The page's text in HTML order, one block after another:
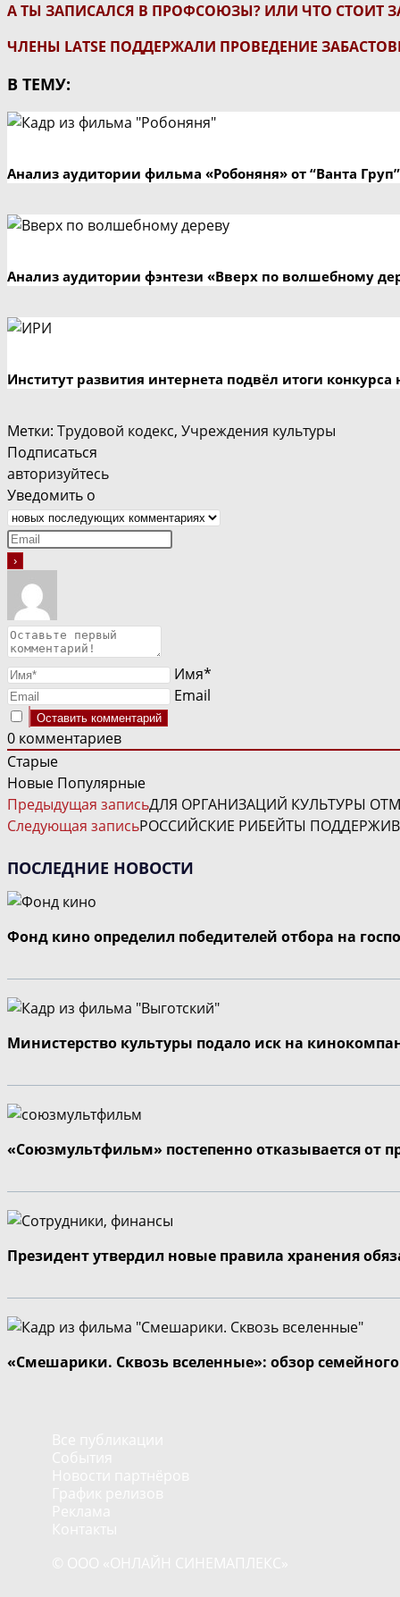
А ТЫ ЗАПИСАЛСЯ В ПРОФСОЮЗЫ? ИЛИ ЧТО СТОИТ
ЧЛЕНЫ LATSE ПОДДЕРЖАЛИ ПРОВЕДЕНИЕ
В ТЕМУ:
Анализ аудитории фильма «Робоняня» от “Ванта Груп”
Анализ аудитории фэнтези «Вверх по волшебному
Институт развития интернета подвёл итоги
Метки: Трудовой кодекс, Учреждения культуры
Подписаться
авторизуйтесь
Уведомить о
Имя*
Email
0 комментариев
Старые
Новые Популярные
ЧИТАТЬ
ДАЛЕЕ
СТАТЬИ
Предыдущая записьДЛЯ ОРГАНИЗАЦИЙ КУЛЬТУРЫ
Следующая записьРОССИЙСКИЕ РИБЕЙТЫ
ПОСЛЕДНИЕ НОВОСТИ
Фонд кино определил победителей отбора на
Министерство культуры подало иск на
«Союзмультфильм» постепенно отказывается от
Президент утвердил новые правила хранения
«Смешарики. Сквозь вселенные»: обзор